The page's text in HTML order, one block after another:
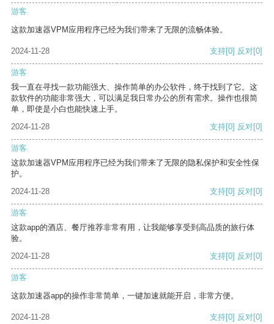
游客
这款加速器VPM应用程序已经为我们带来了无限的流畅体验。
2024-11-28 支持[0] 反对[0]
游客
我一直在寻找一款功能强大、操作简单的办公软件，终于找到了它。这
款软件的功能非常强大，可以满足我日常办公的所有需求。操作也很简
单，即使是小白也能快速上手。
2024-11-28
支持[0] 反对[0]
游客
这款加速器VPM应用程序已经为我们带来了无限的隐私保护和安全性保
护。
2024-11-28
支持[0] 反对[0]
游客
这款app的酒店、餐厅推荐非常有用，让我能够享受到高品质的旅行体
验。
2024-11-28
支持[0] 反对[0]
游客
这款加速器app的操作非常简单，一键加速就能开启，非常方便。
2024-11-28 支持[0] 反对[0]